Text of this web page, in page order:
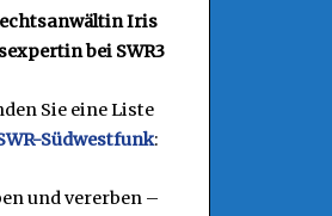
Iris
bei SWR3
Sie eine Liste
Südwestfunk:
und vererben –